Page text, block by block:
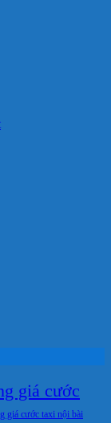
giá cước
giá cước taxi nội bài